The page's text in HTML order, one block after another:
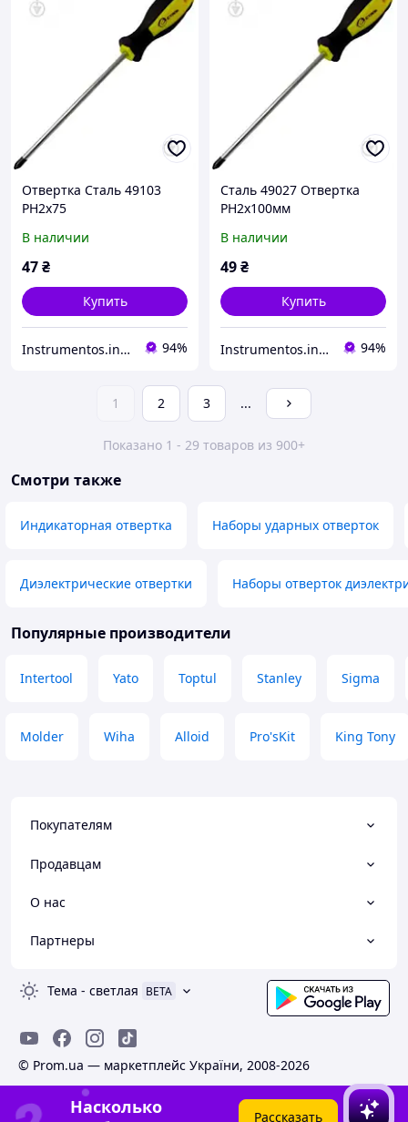
Отвертка Сталь 49103
PH2x75
В наличии
47₴
Купить
Instrumentos.in.ua интернет-магазин 94%
Сталь 49027 Отвертка
PH2x100мм
В наличии
49₴
Купить
Instrumentos.in.ua интернет-магазин 94%
1 2 3 ...
Показано 1 - 29 товаров из 900+
Смотри также
Индикаторная отвертка Наборы ударных отверток
Диэлектрические отвертки Наборы отверток
Популярные производители
Intertool Yato Toptul Stanley Sigma
Molder Wiha Alloid Pro'sKit King Tony
Покупателям
Продавцам
О нас
Партнеры
Тема - светлая BETA
© Prom.ua — маркетплейс України, 2008-2026
Насколько
Рассказать